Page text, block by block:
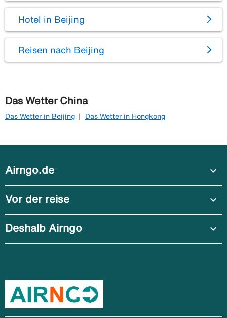
Hotel in Beijing
Reisen nach Beijing
Das Wetter China
Das Wetter in Beijing Das Wetter in Hongkong
Airngo.de expand_more
Vor der reise expand_more
Deshalb Airngo expand_more